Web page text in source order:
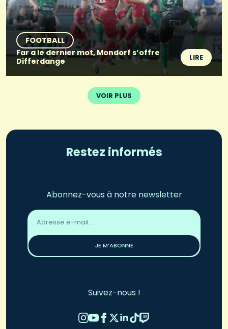
FOOTBALL
Far a le dernier mot, Mondorf s’offre
Differdange
LIRE
VOIR PLUS
Restez informés
Abonnez-vous à notre newsletter
Adresse
email
JE M’ABONNE
Suivez-nous !